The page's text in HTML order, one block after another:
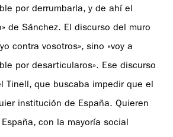
por derrumbarla, y de ahí el
de Sánchez. El discurso del muro
contra vosotros», sino «voy a
por desarticularos». Ese discurso
Tinell, que buscaba impedir que el
institución de España. Quieren
con la mayoría social